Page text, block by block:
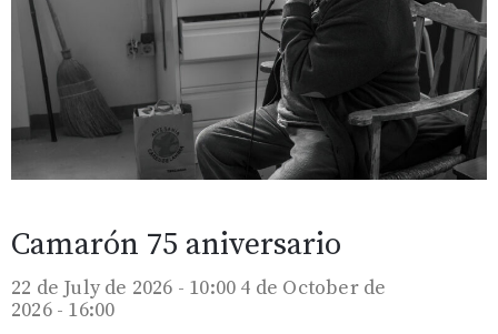
Camarón 75 aniversario
22 de July de 2026 - 10:00 4 de October de
2026 - 16:00